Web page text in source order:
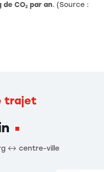
de CO₂ par an. (Source :
trajet
↔ centre-ville